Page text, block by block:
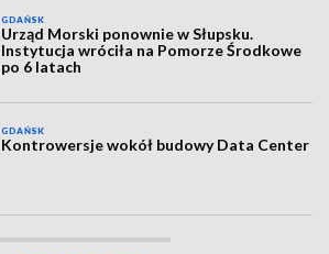
GDAŃSK
Urząd Morski ponownie w Słupsku.
Instytucja wróciła na Pomorze Środkowe
po 6 latach
GDAŃSK
Kontrowersje wokół budowy Data Center